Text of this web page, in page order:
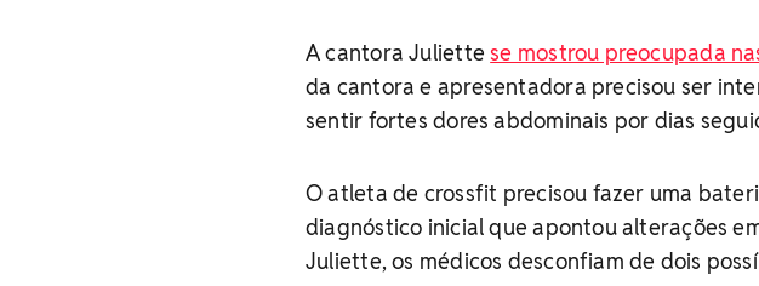
A cantora Juliettese mostrou preocupada
da cantora e apresentadora precisou ser
sentir fortes dores abdominais por dias
O atleta de crossfit precisou fazer uma
diagnóstico inicial que apontou alterações
Juliette, os médicos desconfiam de dois